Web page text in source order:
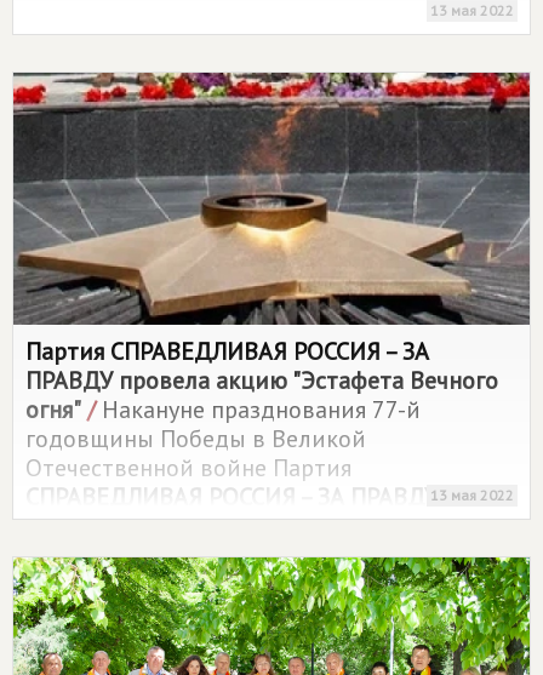
13 мая 2022
Партия СПРАВЕДЛИВАЯ РОССИЯ – ЗА
ПРАВДУпровела акцию "Эстафета Вечного
огня"/Накануне празднования 77-й
годовщины Победы в Великой
Отечественной войне Партия
СПРАВЕДЛИВАЯ РОССИЯ – ЗА ПРАВДУ
запустила эстафету Вечного огня. Старт
акции дал 6 мая у стен Кремля в
Александровском саду Председатель
партии, руководитель партийной фракции
в Госдуме Сергей Миронов.
13 мая 2022